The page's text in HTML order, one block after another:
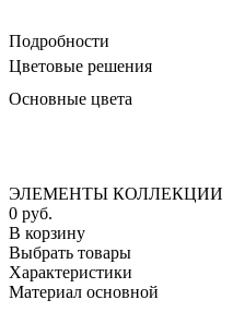
Подробности
Цветовые решения
Основные цвета
ЭЛЕМЕНТЫ КОЛЛЕКЦИИ
0 руб.
В корзину
Выбрать товары
Характеристики
Материал основной